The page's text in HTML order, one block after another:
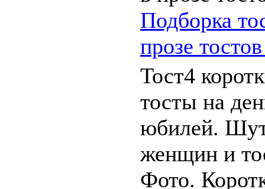
Подборка
прозе
Тост4
тосты на
юбилей.
женщин и
Фото.